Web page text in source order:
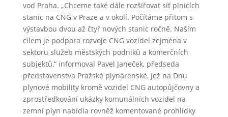
vod Praha. „Chceme také dále rozšiřovat síť plnicích
stanic na CNG v Praze a v okolí. Počítáme přitom s
výstavbou dvou až čtyř nových stanic ročně. Naším
cílem je podpora rozvoje CNG vozidel zejména v
sektoru služeb městských podniků a komerčních
subjektů,“ informoval Pavel Janeček, předseda
představenstva Pražské plynárenské, jež na Dnu
plynové mobility kromě vozidel CNG autopůjčovny a
zprostředkování ukázky komunálních vozidel na
zemní plyn nabídla rovněž komentované prohlídky